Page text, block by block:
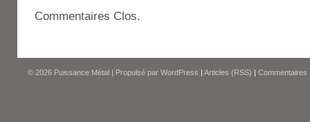
Commentaires Clos.
© 2026 Puissance Métal | Propulsé par WordPress | Articles (RSS) | Commentaires